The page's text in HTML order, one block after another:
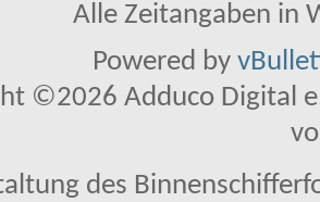
Alle Zeitangaben in
Powered by
©2026 Adduco Digital
des